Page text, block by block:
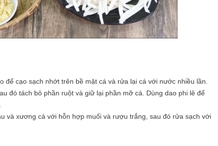
để cạo sạch nhớt trên bề mặt cá và rửa lại cá với nước nhiều lần.
đó tách bỏ phần ruột và giữ lại phần mỡ cá. Dùng dao phi lê để
và xương cá với hỗn hợp muối và rượu trắng, sau đó rửa sạch với